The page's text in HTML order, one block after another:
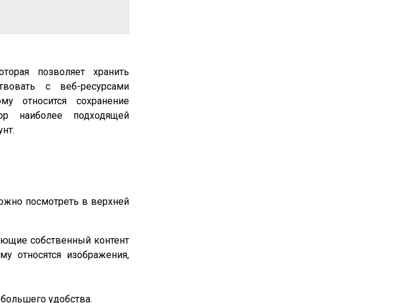
позволяет хранить
с веб-ресурсами
относится сохранение
наиболее подходящей
посмотреть в верхней
собственный контент
относятся изображения,
удобства.